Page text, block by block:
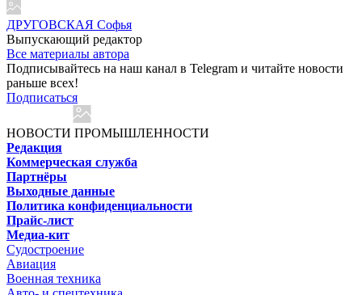
ДРУГОВСКАЯ Софья
Выпускающий редактор
Все материалы автора
Подписывайтесь на наш канал в Telegram и читайте новости
раньше всех!
Подписаться
НОВОСТИ ПРОМЫШЛЕННОСТИ
Редакция
Коммерческая служба
Партнёры
Выходные данные
Политика конфиденциальности
Прайс-лист
Медиа-кит
Судостроение
Авиация
Военная техника